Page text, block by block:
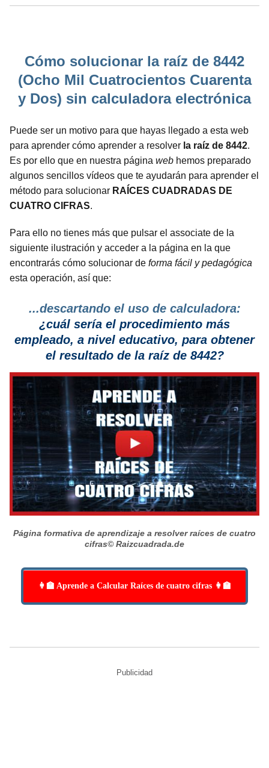
Cómo solucionar la raíz de 8442
(Ocho Mil Cuatrocientos Cuarenta
y Dos) sin calculadora electrónica
Puede ser un motivo para que hayas llegado a esta web
para aprender cómo aprender a resolver la raíz de 8442.
Es por ello que en nuestra página web hemos preparado
algunos sencillos vídeos que te ayudarán para aprender el
método para solucionar RAÍCES CUADRADAS DE
CUATRO CIFRAS.
Para ello no tienes más que pulsar el associate de la
siguiente ilustración y acceder a la página en la que
encontrarás cómo solucionar de forma fácil y pedagógica
esta operación, así que:
...descartando el uso de calculadora:
¿cuál sería el procedimiento más
empleado, a nivel educativo, para obtener
el resultado de la raíz de 8442?
Página formativa de aprendizaje a resolver raíces de cuatro
cifras© Raizcuadrada.de
👩‍🏫 Aprende a Calcular Raíces de cuatro cifras 👩‍🏫
Publicidad